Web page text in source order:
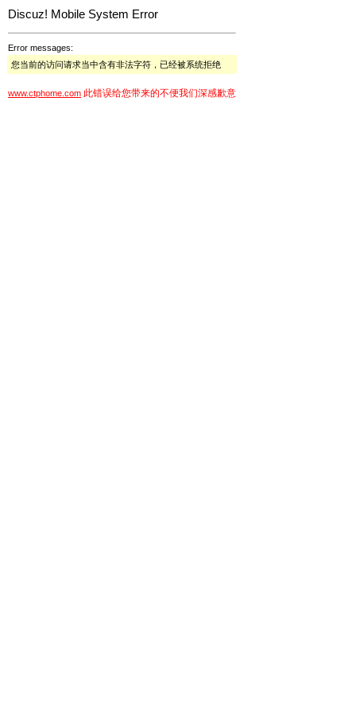
Discuz! Mobile System Error
Error messages:
您当前的访问请求当中含有非法字符，已经被系统拒绝
www.ctphome.com 此错误给您带来的不便我们深感歉意